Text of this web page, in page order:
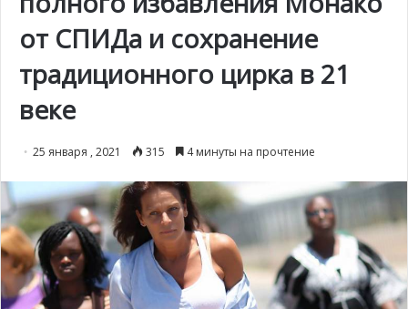
от СПИДа и сохранение
традиционного цирка в 21
веке
25 января , 2021 315 4 минуты на прочтение